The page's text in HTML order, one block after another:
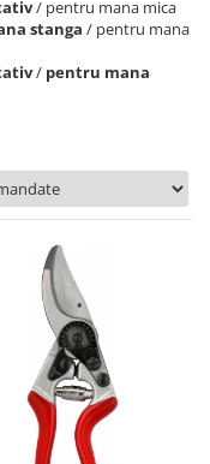
/ pentru mana mica
stanga / pentru mana
/ pentru mana